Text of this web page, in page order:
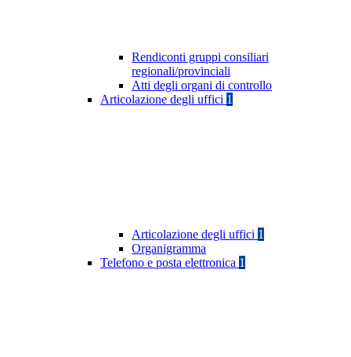
Rendiconti gruppi consiliari
regionali/provinciali
Atti degli organi di controllo
Articolazione degli uffici 1
Articolazione degli uffici 1
Organigramma
Telefono e posta elettronica 1